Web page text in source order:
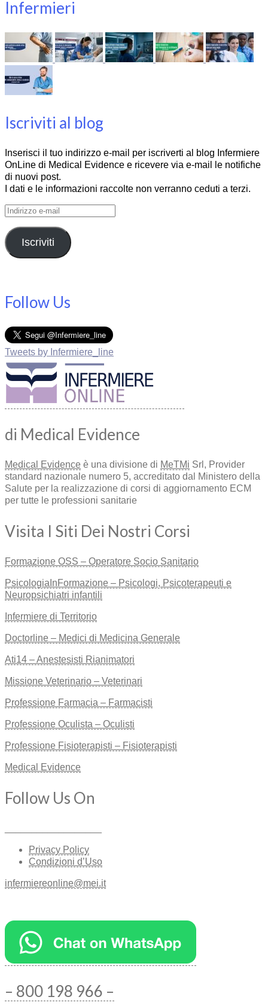
Infermieri
Iscriviti al blog
Inserisci il tuo indirizzo e-mail per iscriverti al blog Infermiere
OnLine di Medical Evidence e ricevere via e-mail le notifiche
di nuovi post.
I dati e le informazioni raccolte non verranno ceduti a terzi.
Indirizzo
mail
Iscriviti
Follow Us
Tweets by Infermiere_line
di Medical Evidence
Medical Evidence è una divisione di MeTMi Srl, Provider
standard nazionale numero 5, accreditato dal Ministero della
Salute per la realizzazione di corsi di aggiornamento ECM
per tutte le professioni sanitarie
Visita I Siti Dei Nostri Corsi
Formazione OSS – Operatore Socio Sanitario
PsicologiaInFormazione – Psicologi, Psicoterapeuti e
Neuropsichiatri infantili
Infermiere di Territorio
Doctorline – Medici di Medicina Generale
Ati14 – Anestesisti Rianimatori
Missione Veterinario – Veterinari
Professione Farmacia – Farmacisti
Professione Oculista – Oculisti
Professione Fisioterapisti – Fisioterapisti
Medical Evidence
Follow Us On
Privacy Policy
Condizioni d’Uso
infermiereonline@mei.it
– 800 198 966 –